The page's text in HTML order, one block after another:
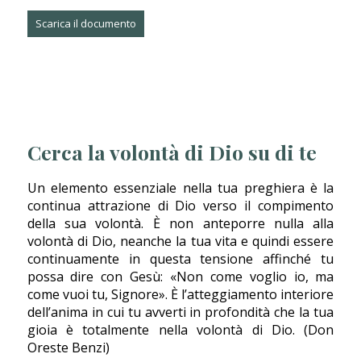
Scarica il documento
Cerca la volontà di Dio su di te
Un elemento essenziale nella tua preghiera è la
continua attrazione di Dio verso il compimento
della sua volontà. È non anteporre nulla alla
volontà di Dio, neanche la tua vita e quindi essere
continuamente in questa tensione affinché tu
possa dire con Gesù: «Non come voglio io, ma
come vuoi tu, Signore». È l’atteggiamento interiore
dell’anima in cui tu avverti in profondità che la tua
gioia è totalmente nella volontà di Dio. (Don
Oreste Benzi)